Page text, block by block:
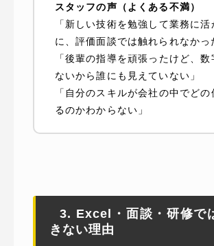
スタッフの声（よくある不満）
「新しい技術を勉強して業務に活
に、評価面談では触れられなかっ
「後輩の指導を頑張ったけど、数
ないから誰にも見えていない」
「自分のスキルが会社の中でどの
るのかわからない」
3. Excel・面談・研修で
きない理由